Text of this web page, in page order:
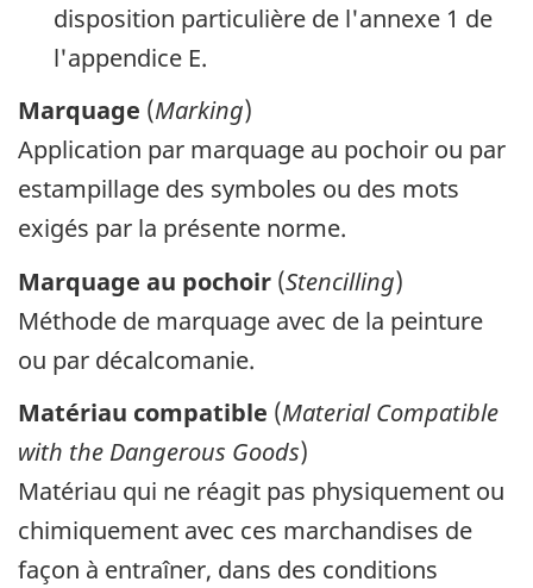
disposition particulière de l'annexe 1 de
l'appendice E.
Marquage (Marking)
Application par marquage au pochoir ou par
estampillage des symboles ou des mots
exigés par la présente norme.
Marquage au pochoir (Stencilling)
Méthode de marquage avec de la peinture
ou par décalcomanie.
Matériau compatible (Material Compatible
with the Dangerous Goods)
Matériau qui ne réagit pas physiquement ou
chimiquement avec ces marchandises de
façon à entraîner, dans des conditions